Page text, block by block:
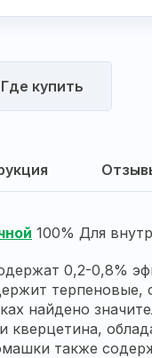
Где купить
100% Для
0,2-0,8%
терпеновые,
найдено
кверцетина,
также